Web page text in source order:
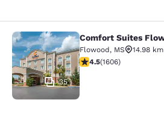
Comfort Suites
35
Comfort Suites
Flowood, MS
14.98 km
calificación de 4.49
4.5(1606)